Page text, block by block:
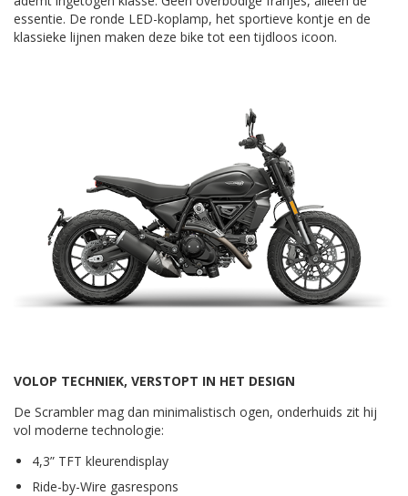
essentie. De ronde LED-koplamp, het sportieve kontje en de
klassieke lijnen maken deze bike tot een tijdloos icoon.
VOLOP TECHNIEK, VERSTOPT IN HET DESIGN
De Scrambler mag dan minimalistisch ogen, onderhuids zit hij
vol moderne technologie:
4,3” TFT kleurendisplay
Ride-by-Wire gasrespons